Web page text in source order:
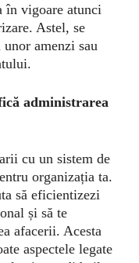
în vigoare atunci
Astel, se
amenzi sau
administrarea
cu un sistem de
organizația ta.
să eficientizezi
și să te
afacerii. Acesta
aspectele legate